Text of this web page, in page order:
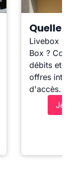
Quelle
Livebox ?
Box ?
débits et
offres
d'accès.
Je